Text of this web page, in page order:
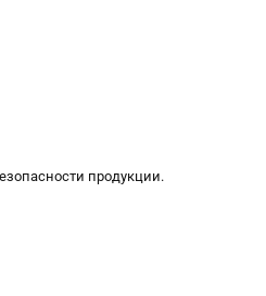
продукции.